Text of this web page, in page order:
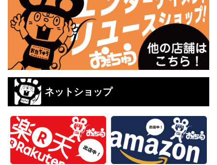
ネットショップ